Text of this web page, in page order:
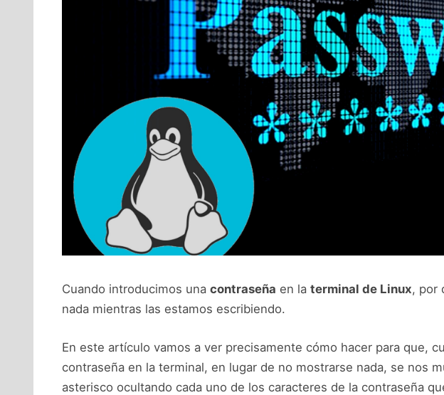
Cuando introducimos una contraseña en la terminal de Linux, por
nada mientras las estamos escribiendo.
En este artículo vamos a ver precisamente cómo hacer para que,
contraseña en la terminal, en lugar de no mostrarse nada, se nos
asterisco ocultando cada uno de los caracteres de la contraseña